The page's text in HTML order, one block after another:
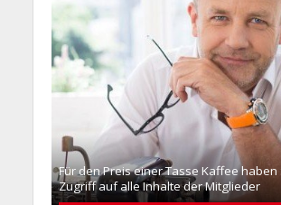
Für den Preis einer Tasse Kaffee haben
Zugriff auf alle Inhalte der Mitglieder